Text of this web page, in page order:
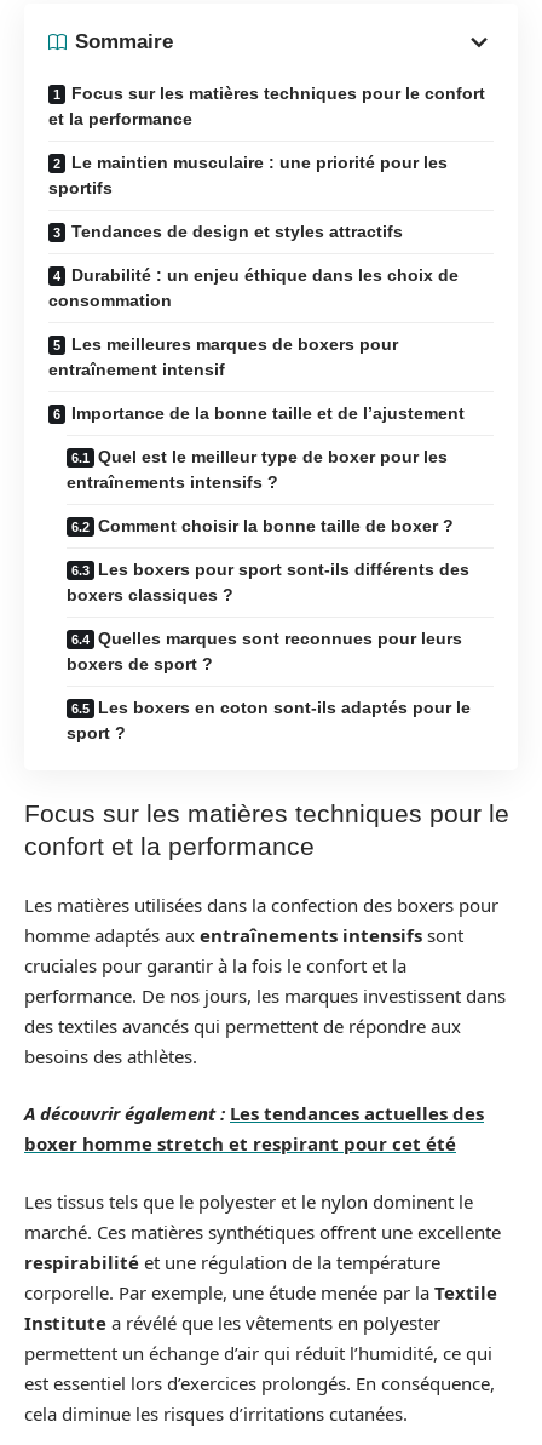
Sommaire
Focus sur les matières techniques pour le confort
et la performance
Le maintien musculaire : une priorité pour les
sportifs
Tendances de design et styles attractifs
Durabilité : un enjeu éthique dans les choix de
consommation
Les meilleures marques de boxers pour
entraînement intensif
Importance de la bonne taille et de l’ajustement
Quel est le meilleur type de boxer pour les
entraînements intensifs ?
Comment choisir la bonne taille de boxer ?
Les boxers pour sport sont-ils différents des
boxers classiques ?
Quelles marques sont reconnues pour leurs
boxers de sport ?
Les boxers en coton sont-ils adaptés pour le
sport ?
Focus sur les matières techniques pour le
confort et la performance
Les matières utilisées dans la confection des boxers pour
homme adaptés aux entraînements intensifs sont
cruciales pour garantir à la fois le confort et la
performance. De nos jours, les marques investissent dans
des textiles avancés qui permettent de répondre aux
besoins des athlètes.
A découvrir également : Les tendances actuelles des
boxer homme stretch et respirant pour cet été
Les tissus tels que le polyester et le nylon dominent le
marché. Ces matières synthétiques offrent une excellente
respirabilité et une régulation de la température
corporelle. Par exemple, une étude menée par la Textile
Institute a révélé que les vêtements en polyester
permettent un échange d’air qui réduit l’humidité, ce qui
est essentiel lors d’exercices prolongés. En conséquence,
cela diminue les risques d’irritations cutanées.